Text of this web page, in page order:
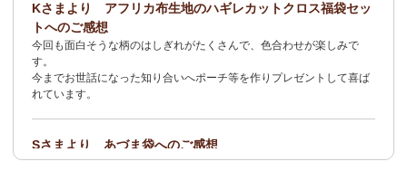
1/19イージーパンツ～美脚ゆるやかブーツカットデザイン～
ンゲ◇ハイクオリティ◇で仕立てた新作登場！『ニッポンの技×ア
フリカの色』
1/19：エコバッグ≪2サイズ展開≫
名ごとに2つのカテゴリーでご紹介します
→ 作家名 A―L
→ 作家名 M―Z
Kさまより アフリカ布生地のハギレカットクロス福袋セッ
トへのご感想
今回も面白そうな柄のはしぎれがたくさんで、色合わせが楽しみで
す。
今までお世話になった知り合いへポーチ等を作りプレゼントして喜ば
れています。
Sさまより あづま袋へのご感想
とても可愛く、着こなしのアクセントになります。軽くて丈夫なので